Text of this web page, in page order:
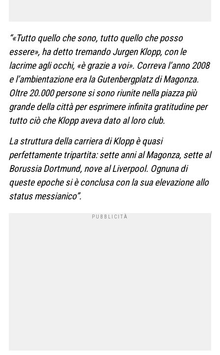
“«Tutto quello che sono, tutto quello che posso
essere», ha detto tremando Jurgen Klopp, con le
lacrime agli occhi, «è grazie a voi». Correva l’anno 2008
e l’ambientazione era la Gutenbergplatz di Magonza.
Oltre 20.000 persone si sono riunite nella piazza più
grande della città per esprimere infinita gratitudine per
tutto ciò che Klopp aveva dato al loro club.
La struttura della carriera di Klopp è quasi
perfettamente tripartita: sette anni al Magonza, sette al
Borussia Dortmund, nove al Liverpool. Ognuna di
queste epoche si è conclusa con la sua elevazione allo
status messianico”.